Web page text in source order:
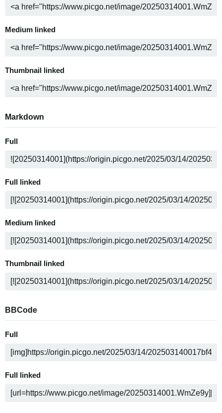
Medium linked
Thumbnail linked
Markdown
Full
Full linked
Medium linked
Thumbnail linked
BBCode
Full
Full linked